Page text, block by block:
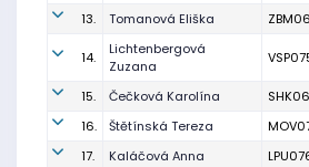
13.
Tomanová Eliška
14.
Lichtenbergová
Zuzana
15. Čečková Karolína
16.
Štětínská Tereza
17.
Kaláčová Anna